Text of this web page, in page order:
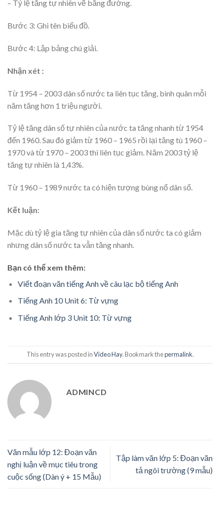
– Tỷ lệ tăng tự nhiên vẽ bằng đường.
Bước 3: Ghi tên biểu đồ.
Bước 4: Lập bảng chú giải.
Nhận xét :
Từ 1954 – 2003 dân số nước ta liên tục tăng, bình quân mỗi
năm tăng hơn 1 triệu người.
Tỷ lệ tăng dân số tự nhiên của nước ta tăng nhanh từ 1954
đến 1960. Sau đó giảm từ 1960 – 1965 rồi lại tăng tù 1960 –
1970 và từ 1970 – 2003 thì liên tục giảm. Năm 2003 tỷ lệ
tăng tự nhiên là 1,43%.
Từ 1960 – 1989 nước ta có hiện tượng bùng nổ dân số.
Kết luận:
Mặc dù tỷ lệ gia tăng tự nhiên của dân số nước ta có giảm
nhưng dân số nước ta vẫn tăng nhanh.
Bạn có thể xem thêm:
Viết đoạn văn tiếng Anh về câu lạc bộ tiếng Anh
Tiếng Anh 10 Unit 6: Từ vựng
Tiếng Anh lớp 3 Unit 10: Từ vựng
This entry was posted inVideo Hay. Bookmark thepermalink.
ADMINCD
Văn mẫu lớp 12: Đoạn văn
nghị luận về mục tiêu trong
cuộc sống (Dàn ý + 15 Mẫu)
Tập làm văn lớp 5: Đoạn văn
tả ngôi trường (9 mẫu)